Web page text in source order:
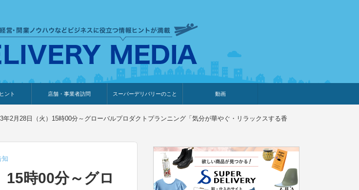
ント
売促進
店舗・事業者訪問
アパレル店
カフェ・飲食店
ペットサロン
メーカー
他の業種
美容サロン
薬局
観光・ホテル旅館宿泊業
雑貨店
食料品店
スーパーデリバリーのこと
SD export
お知らせ
イベント・プレゼント企画
セミナー・調査レポート
体験型イベント・動画告知
外部メディア掲載
新規出展メーカー
動画
ライブコマース
年2月28日（火）15時00分～グローバルプロダクトプランニング「気分が華やぐ・リラックスする香
知
15時00分～グロ